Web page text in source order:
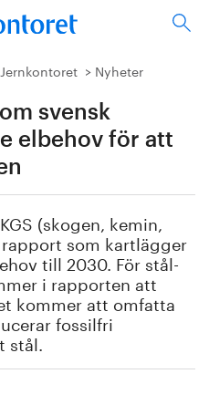
Nyheter
svensk
elbehov för att
(skogen, kemin,
som kartlägger
till 2030. För stål-
i rapporten att
kommer att omfatta
fossilfri